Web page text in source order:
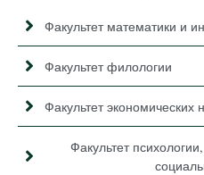
Факультет математики и
Факультет филологии
Факультет экономических
Факультет